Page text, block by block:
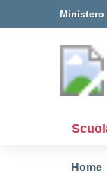
Ministero
scuola
Home